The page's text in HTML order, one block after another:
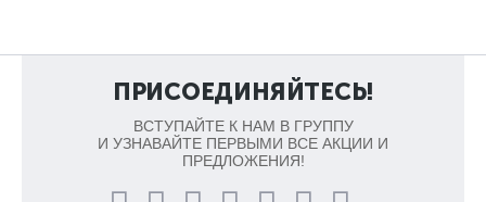
ПРИСОЕДИНЯЙТЕСЬ!
ВСТУПАЙТЕ К НАМ В ГРУППУ
И УЗНАВАЙТЕ ПЕРВЫМИ ВСЕ АКЦИИ И
ПРЕДЛОЖЕНИЯ!